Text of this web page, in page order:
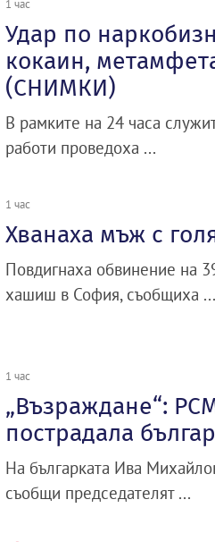
1 час
Удар по
кокаин,
(СНИМКИ)
В рамките на 24 часа
работи проведоха ...
1 час
Хванаха мъж с
Повдигнаха обвинение на
хашиш в София, съобщиха ...
1 час
„Възраждане“:
пострадала
На българката Ива
съобщи председателят ...